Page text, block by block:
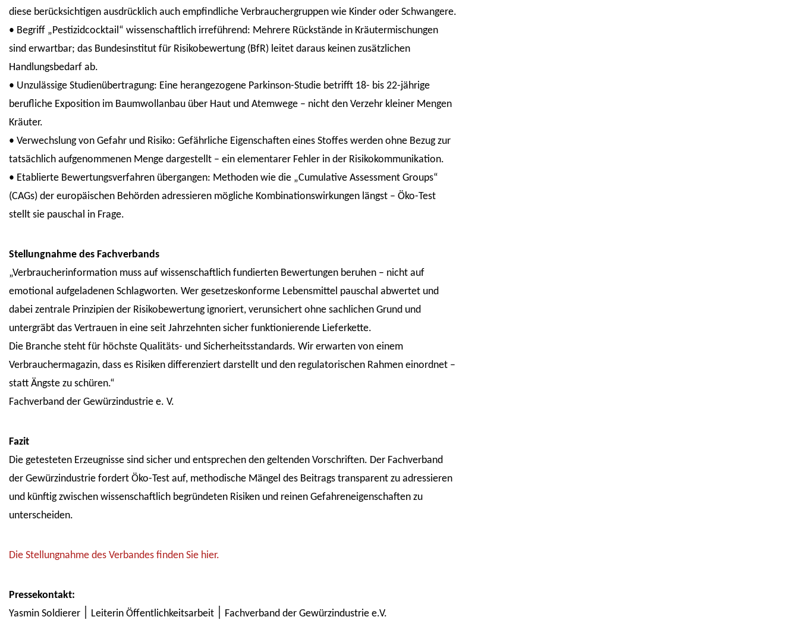
diese berücksichtigen ausdrücklich auch empfindliche Verbrauchergruppen wie Kinder oder Schwangere.
• Begriff „Pestizidcocktail“ wissenschaftlich irreführend: Mehrere Rückstände in Kräutermischungen
sind erwartbar; das Bundesinstitut für Risikobewertung (BfR) leitet daraus keinen zusätzlichen
Handlungsbedarf ab.
• Unzulässige Studienübertragung: Eine herangezogene Parkinson-Studie betrifft 18- bis 22-jährige
berufliche Exposition im Baumwollanbau über Haut und Atemwege – nicht den Verzehr kleiner Mengen
Kräuter.
• Verwechslung von Gefahr und Risiko: Gefährliche Eigenschaften eines Stoffes werden ohne Bezug zur
tatsächlich aufgenommenen Menge dargestellt – ein elementarer Fehler in der Risikokommunikation.
• Etablierte Bewertungsverfahren übergangen: Methoden wie die „Cumulative Assessment Groups“
(CAGs) der europäischen Behörden adressieren mögliche Kombinationswirkungen längst – Öko-Test
stellt sie pauschal in Frage.
Stellungnahme des Fachverbands
„Verbraucherinformation muss auf wissenschaftlich fundierten Bewertungen beruhen – nicht auf
emotional aufgeladenen Schlagworten. Wer gesetzeskonforme Lebensmittel pauschal abwertet und
dabei zentrale Prinzipien der Risikobewertung ignoriert, verunsichert ohne sachlichen Grund und
untergräbt das Vertrauen in eine seit Jahrzehnten sicher funktionierende Lieferkette.
Die Branche steht für höchste Qualitäts- und Sicherheitsstandards. Wir erwarten von einem
Verbrauchermagazin, dass es Risiken differenziert darstellt und den regulatorischen Rahmen einordnet –
statt Ängste zu schüren.“
Fachverband der Gewürzindustrie e. V.
Fazit
Die getesteten Erzeugnisse sind sicher und entsprechen den geltenden Vorschriften. Der Fachverband
der Gewürzindustrie fordert Öko-Test auf, methodische Mängel des Beitrags transparent zu adressieren
und künftig zwischen wissenschaftlich begründeten Risiken und reinen Gefahreneigenschaften zu
unterscheiden.
Die Stellungnahme des Verbandes finden Sie hier.
Pressekontakt:
Yasmin Soldierer ׀ Leiterin Öffentlichkeitsarbeit ׀ Fachverband der Gewürzindustrie e.V.